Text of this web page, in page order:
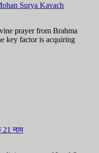
Surya Kavach
prayer from Brahma
key factor is acquiring
21 नाम